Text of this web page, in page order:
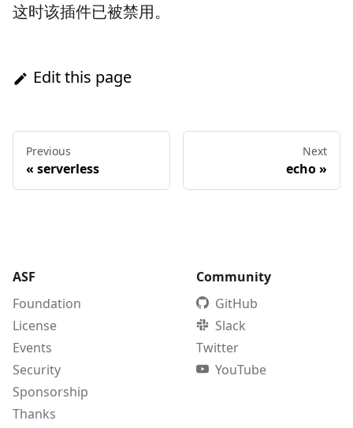
这时该插件已被禁用。
Edit this page
Previous
« serverless
Next
echo»
ASF
Foundation
License
Events
Security
Sponsorship
Thanks
Community
GitHub
Slack
Twitter
YouTube